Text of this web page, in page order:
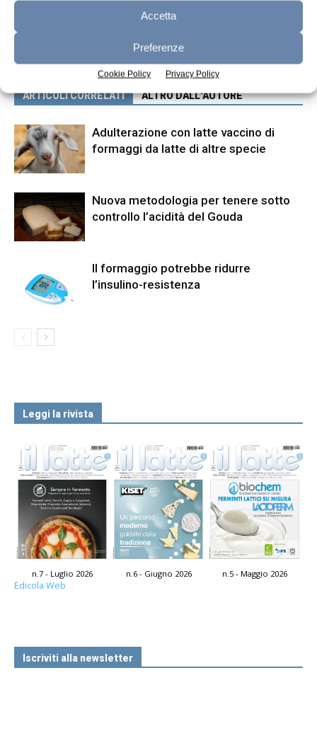
Accetta
Preferenze
Cookie Policy Privacy Policy
Crioresistenza di Lactobacillus
delbrueckii
composizione di acidi grassi
ARTICOLI CORRELATI ALTRO DALL'AUTORE
Adulterazione con latte vaccino di
formaggi da latte di altre specie
Nuova metodologia per tenere sotto
controllo l’acidità del Gouda
Il formaggio potrebbe ridurre
l’insulino-resistenza
Leggi la rivista
n.7 - Luglio 2026 n.6 - Giugno 2026 n.5 - Maggio 2026
Edicola Web
Iscriviti alla newsletter